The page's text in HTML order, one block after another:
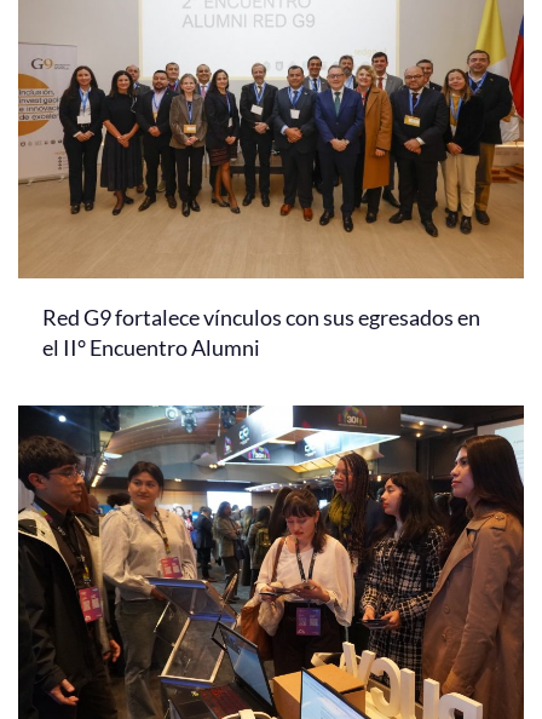
Red G9 fortalece vínculos con sus egresados en
el II° Encuentro Alumni